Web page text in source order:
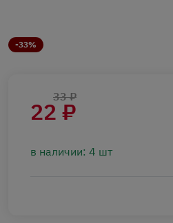
-33%
22 ₽
33 ₽
в наличии: 4 шт